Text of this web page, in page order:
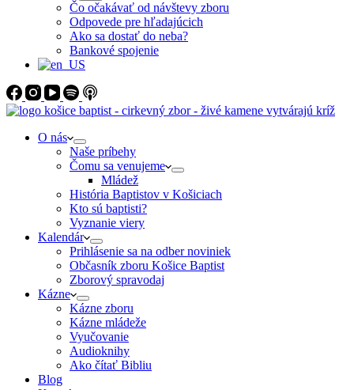
Čo očakávať od návštevy zboru
Odpovede pre hľadajúcich
Ako sa dostať do neba?
Bankové spojenie
O nás
Naše príbehy
Čomu sa venujeme
Mládež
História Baptistov v Košiciach
Kto sú baptisti?
Vyznanie viery
Kalendár
Prihlásenie sa na odber noviniek
Občasník zboru Košice Baptist
Zborový spravodaj
Kázne
Kázne zboru
Kázne mládeže
Vyučovanie
Audioknihy
Ako čítať Bibliu
Blog